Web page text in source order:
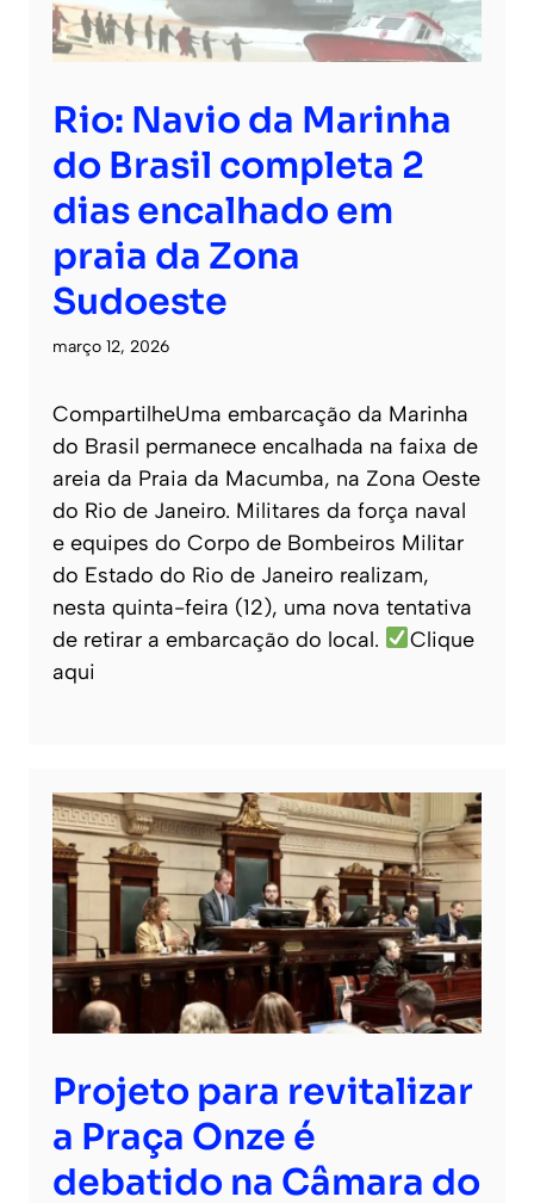
Rio: Navio da Marinha
do Brasil completa 2
dias encalhado em
praia da Zona
Sudoeste
março 12, 2026
CompartilheUma embarcação da Marinha
do Brasil permanece encalhada na faixa de
areia da Praia da Macumba, na Zona Oeste
do Rio de Janeiro. Militares da força naval
e equipes do Corpo de Bombeiros Militar
do Estado do Rio de Janeiro realizam,
nesta quinta-feira (12), uma nova tentativa
de retirar a embarcação do local.
Clique
aqui
Projeto para revitalizar
a Praça Onze é
debatido na Câmara do